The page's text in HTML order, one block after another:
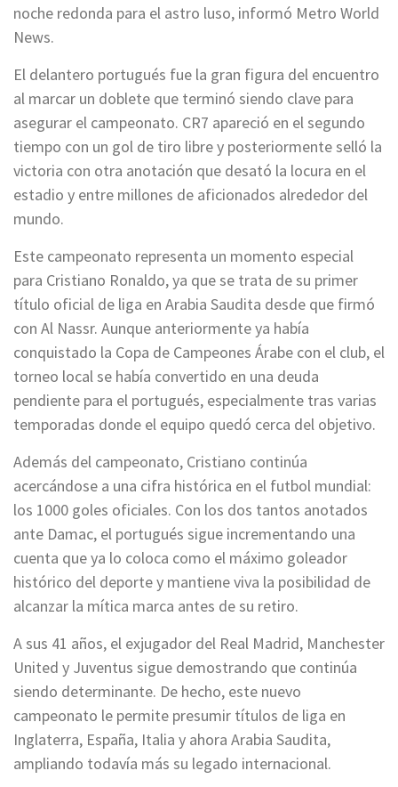
noche redonda para el astro luso, informó Metro World
News.
El delantero portugués fue la gran figura del encuentro
al marcar un doblete que terminó siendo clave para
asegurar el campeonato. CR7 apareció en el segundo
tiempo con un gol de tiro libre y posteriormente selló la
victoria con otra anotación que desató la locura en el
estadio y entre millones de aficionados alrededor del
mundo.
Este campeonato representa un momento especial
para Cristiano Ronaldo, ya que se trata de su primer
título oficial de liga en Arabia Saudita desde que firmó
con Al Nassr. Aunque anteriormente ya había
conquistado la Copa de Campeones Árabe con el club, el
torneo local se había convertido en una deuda
pendiente para el portugués, especialmente tras varias
temporadas donde el equipo quedó cerca del objetivo.
Además del campeonato, Cristiano continúa
acercándose a una cifra histórica en el futbol mundial:
los 1000 goles oficiales. Con los dos tantos anotados
ante Damac, el portugués sigue incrementando una
cuenta que ya lo coloca como el máximo goleador
histórico del deporte y mantiene viva la posibilidad de
alcanzar la mítica marca antes de su retiro.
A sus 41 años, el exjugador del Real Madrid, Manchester
United y Juventus sigue demostrando que continúa
siendo determinante. De hecho, este nuevo
campeonato le permite presumir títulos de liga en
Inglaterra, España, Italia y ahora Arabia Saudita,
ampliando todavía más su legado internacional.